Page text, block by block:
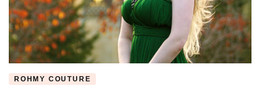
ROHMY COUTURE